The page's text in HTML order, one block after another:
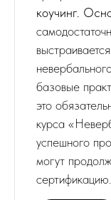
коучинг.
базовые
это
курса
успешного
могут
сертификацию.